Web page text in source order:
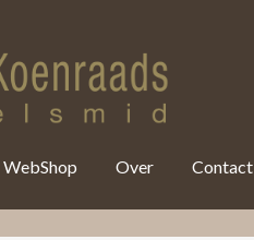
WebShop Over Contact